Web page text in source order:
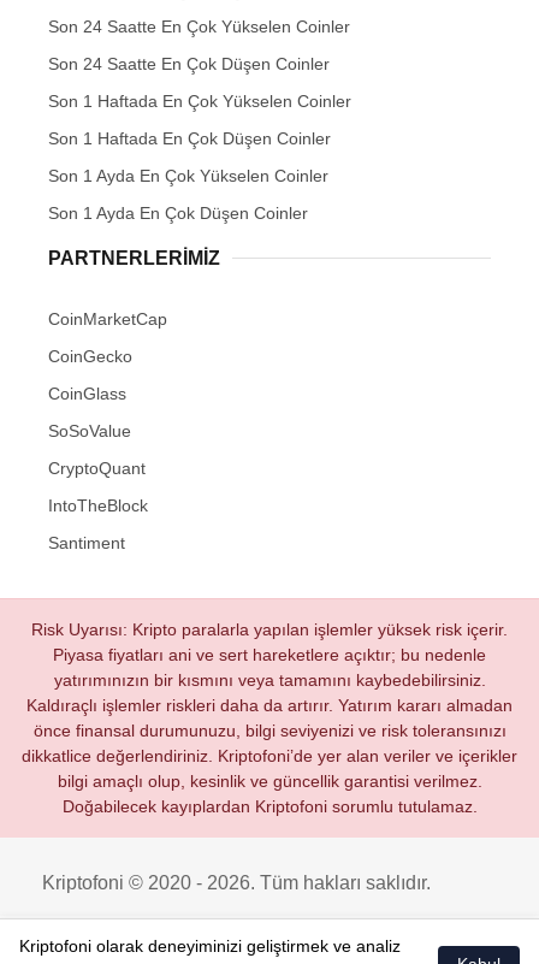
Son 24 Saatte En Çok Yükselen Coinler
Son 24 Saatte En Çok Düşen Coinler
Son 1 Haftada En Çok Yükselen Coinler
Son 1 Haftada En Çok Düşen Coinler
Son 1 Ayda En Çok Yükselen Coinler
Son 1 Ayda En Çok Düşen Coinler
PARTNERLERIMIZ
CoinMarketCap
CoinGecko
CoinGlass
SoSoValue
CryptoQuant
IntoTheBlock
Santiment
Risk Uyarısı: Kripto paralarla yapılan işlemler yüksek risk içerir.
Piyasa fiyatları ani ve sert hareketlere açıktır; bu nedenle
yatırımınızın bir kısmını veya tamamını kaybedebilirsiniz.
Kaldıraçlı işlemler riskleri daha da artırır. Yatırım kararı almadan
önce finansal durumunuzu, bilgi seviyenizi ve risk toleransınızı
dikkatlice değerlendiriniz. Kriptofoni’de yer alan veriler ve içerikler
bilgi amaçlı olup, kesinlik ve güncellik garantisi verilmez.
Doğabilecek kayıplardan Kriptofoni sorumlu tutulamaz.
Kriptofoni © 2020 - 2026. Tüm hakları saklıdır.
Kriptofoni olarak deneyiminizi geliştirmek ve analiz